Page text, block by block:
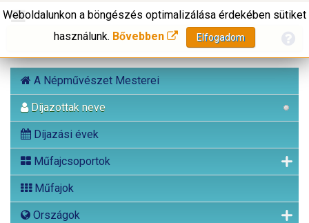
A Népművészet Mesterei
Díjazottak neve
Díjazási évek
Műfajcsoportok
Műfajok
Országok
Weboldalunkon a böngészés optimalizálása érdekében sütiket
használunk. Bővebben Elfogadom